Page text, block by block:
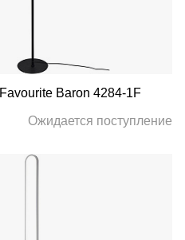
Торшер Favourite Baron 4284-1F
Ожидается поступление